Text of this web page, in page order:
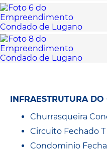
INFRAESTRUTURA
Churrasqueira
Circuito Fechado T
Condominio